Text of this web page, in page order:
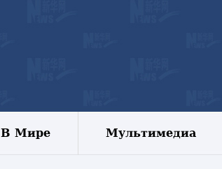
В Мире Мультимедиа